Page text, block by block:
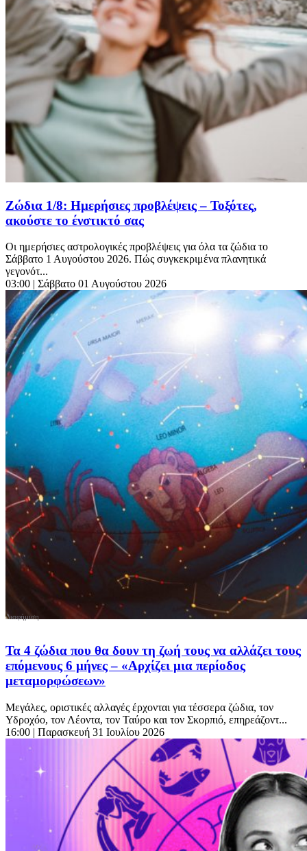
Ζώδια 1/8: Ημερήσιες προβλέψεις – Τοξότες,
ακούστε το ένστικτό σας
Οι ημερήσιες αστρολογικές προβλέψεις για όλα τα ζώδια το
Σάββατο 1 Αυγούστου 2026. Πώς συγκεκριμένα πλανητικά
γεγονότ...
03:00 | Σάββατο 01 Αυγούστου 2026
Τα 4 ζώδια που θα δουν τη ζωή τους να αλλάζει τους
επόμενους 6 μήνες – «Αρχίζει μια περίοδος
μεταμορφώσεων»
Μεγάλες, οριστικές αλλαγές έρχονται για τέσσερα ζώδια, τον
Υδροχόο, τον Λέοντα, τον Ταύρο και τον Σκορπιό, επηρεάζοντ...
16:00 | Παρασκευή 31 Ιουλίου 2026